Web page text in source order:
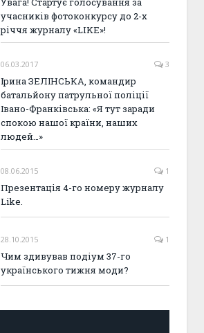
учасників фотоконкурсу до 2-х
річчя журналу «LIKE»!
06.03.2017 3
Ірина ЗЕЛІНСЬКА, командир
батальйону патрульної поліції
Івано-Франківська: «Я тут заради
спокою нашої країни, наших
людей…»
08.06.2015 1
Презентація 4-го номеру журналу
Like.
28.10.2015 1
Чим здивував подіум 37-го
українського тижня моди?